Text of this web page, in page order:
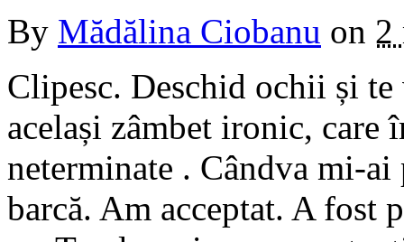
By Mădălina Ciobanu on 2
Clipesc. Deschid ochii și
același zâmbet ironic, care
neterminate . Cândva mi-
barcă. Am acceptat. A fost